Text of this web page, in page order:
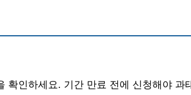
확인하세요. 기간 만료 전에 신청해야 과